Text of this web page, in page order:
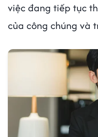
việc đang tiếp tục
của công chúng và